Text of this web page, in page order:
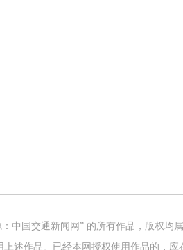
中国交通新闻网” 的所有作品，版权均
述作品。已经本网授权使用作品的，